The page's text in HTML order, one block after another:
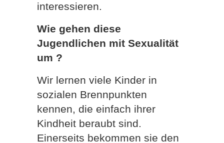
interessieren.
Wie gehen diese
Jugendlichen mit Sexualität
um ?
Wir lernen viele Kinder in
sozialen Brennpunkten
kennen, die einfach ihrer
Kindheit beraubt sind.
Einerseits bekommen sie den